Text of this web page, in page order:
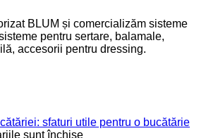
BLUM și comercializăm sisteme
pentru sertare, balamale,
accesorii pentru dressing.
sfaturi utile pentru o bucătărie
sunt închisepentru